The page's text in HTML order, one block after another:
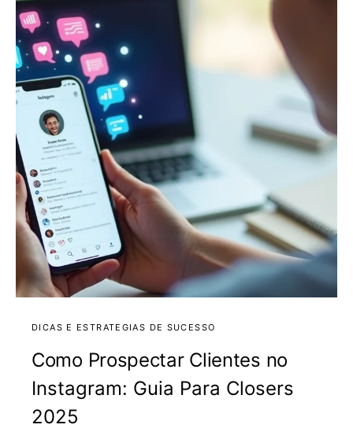
DICAS E ESTRATEGIAS DE SUCESSO
Como Prospectar Clientes no
Instagram: Guia Para Closers
2025